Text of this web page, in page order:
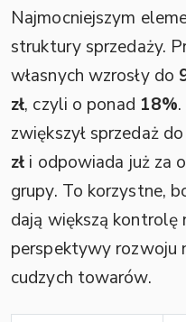
Najmocniejszym
struktury sprzedaży.
własnych wzrosły do
zł, czyli o ponad 18%
zwiększył sprzedaż do
zł i odpowiada już za
grupy. To korzystne,
dają większą kontrolę
perspektywy rozwoju
cudzych towarów.